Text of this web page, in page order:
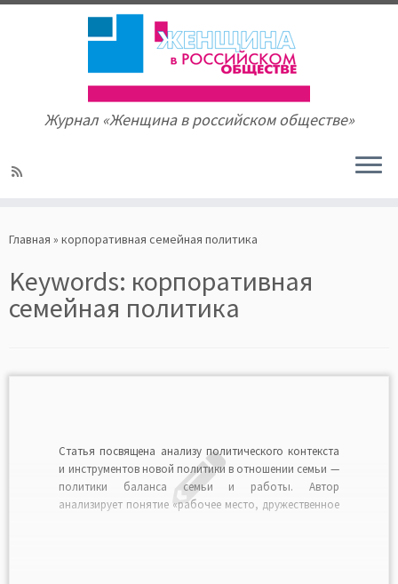
to
Журнал «Женщина в российском обществе»
Главная » корпоративная семейная политика
Keywords: корпоративная
семейная политика
Статья посвящена анализу политического контекста
и инструментов новой политики в отношении семьи —
политики баланса семьи и работы. Автор
анализирует понятие «рабочее место, дружественное